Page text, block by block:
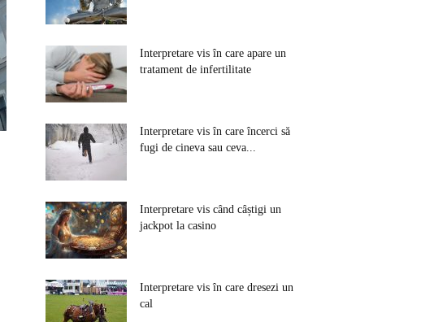
Interpretare vis în care apare un
tratament de infertilitate
Interpretare vis în care încerci să
fugi de cineva sau ceva...
Interpretare vis când câștigi un
jackpot la casino
Interpretare vis în care dresezi un
cal